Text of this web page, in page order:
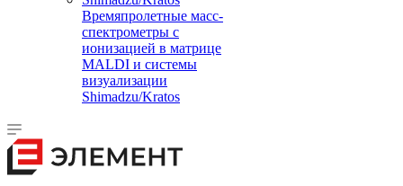
Времяпролетные масс-
спектрометры с
ионизацией в матрице
MALDI и системы
визуализации
Shimadzu/Kratos